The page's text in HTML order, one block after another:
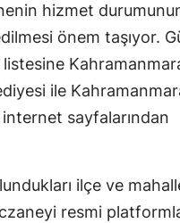
hizmet
önem taşıyor.
ile
internet sayfalarından
ilçe ve
resmi